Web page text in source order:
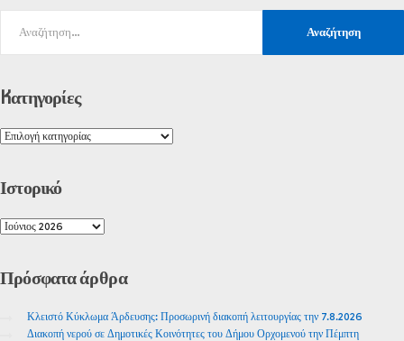
Kατηγορίες
Ιστορικό
Πρόσφαταάρθρα
Κλειστό Κύκλωμα Άρδευσης: Προσωρινή διακοπή λειτουργίας την 7.8.2026
Διακοπή νερού σε Δημοτικές Κοινότητες του Δήμου Ορχομενού την Πέμπτη